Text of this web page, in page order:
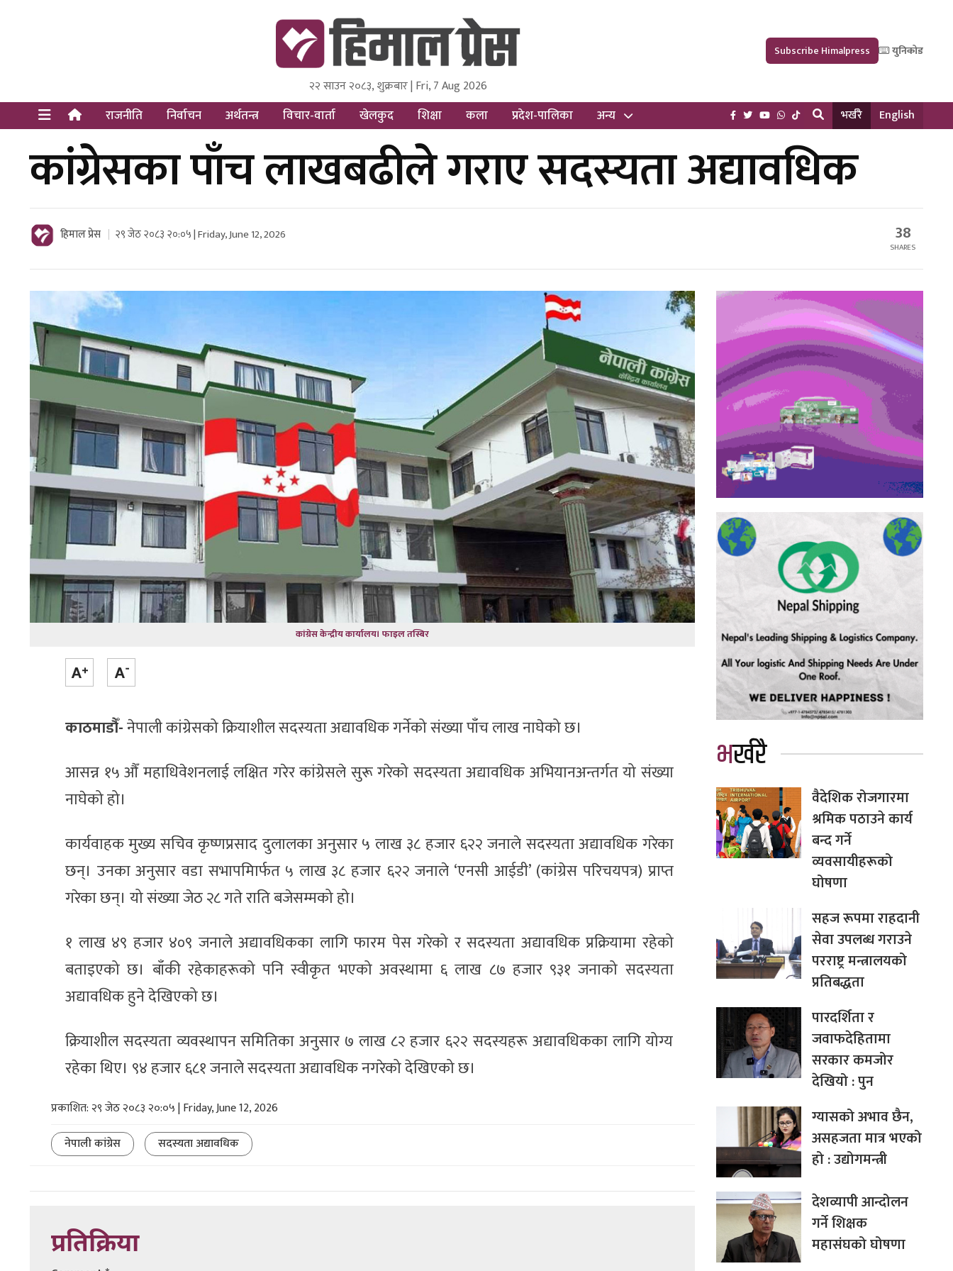
Himal Press
Dot NewsyNepal Media and Research Pvt Ltd.
२२ साउन २०८३, शुक्रबार | Fri, 7 Aug 2026
Subscribe Himalpress युनिकोड
राजनीति निर्वाचन अर्थतन्त्र विचार-वार्ता खेलकुद शिक्षा कला प्रदेश-पालिका अन्य भर्खरै English
कांग्रेसका पाँच लाखबढीले गराए सदस्यता अद्यावधिक
हिमाल प्रेस २९ जेठ २०८३ २०:०५ | Friday, June 12, 2026 38
SHARES
कांग्रेस केन्द्रीय कार्यालय। फाइल तस्बिर
काठमाडौँ-नेपाली कांग्रेसको क्रियाशील सदस्यता अद्यावधिक गर्नेको संख्या पाँच लाख नाघेको छ।
आसन्न १५ औँ महाधिवेशनलाई लक्षित गरेर कांग्रेसले सुरू गरेको सदस्यता अद्यावधिक अभियानअन्तर्गत यो संख्या
नाघेको हो।
कार्यवाहक मुख्य सचिव कृष्णप्रसाद दुलालका अनुसार ५ लाख ३८ हजार ६२२ जनाले सदस्यता अद्यावधिक गरेका
छन्। उनका अनुसार वडा सभापमिार्फत ५ लाख ३८ हजार ६२२ जनाले ‘एनसी आईडी’ (कांग्रेस परिचयपत्र) प्राप्त
गरेका छन्। यो संख्या जेठ २८ गते राति बजेसम्मको हो।
१ लाख ४९ हजार ४०९ जनाले अद्यावधिकका लागि फारम पेस गरेको र सदस्यता अद्यावधिक प्रक्रियामा रहेको
बताइएको छ। बाँकी रहेकाहरूको पनि स्वीकृत भएको अवस्थामा ६ लाख ८७ हजार ९३१ जनाको सदस्यता
अद्यावधिक हुने देखिएको छ।
क्रियाशील सदस्यता व्यवस्थापन समितिका अनुसार ७ लाख ८२ हजार ६२२ सदस्यहरू अद्यावधिकका लागि योग्य
रहेका थिए। ९४ हजार ६८१ जनाले सदस्यता अद्यावधिक नगरेको देखिएको छ।
प्रकाशित: २९ जेठ २०८३ २०:०५ | Friday, June 12, 2026
नेपाली कांग्रेस
सदस्यता अद्यावधिक
प्रतिक्रिया
भर्खरै
वैदेशिक रोजगारमा
श्रमिक पठाउने कार्य
बन्द गर्ने
व्यवसायीहरूको
घोषणा
सहज रूपमा राहदानी
सेवा उपलब्ध गराउने
परराष्ट्र मन्त्रालयको
प्रतिबद्धता
पारदर्शिता र
जवाफदेहितामा
सरकार कमजोर
देखियो : पुन
ग्यासको अभाव छैन,
असहजता मात्र भएको
हो : उद्योगमन्त्री
देशव्यापी आन्दोलन
गर्ने शिक्षक
महासंघको घोषणा